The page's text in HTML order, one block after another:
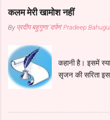
कलम मेरी खामोश नहीं
Byप्रदीप बहुगुणा 'दर्पण' Pradeep
कलम मेरी
कहानी है। इसमें
सृजन की सरिता
सहचरी , मेरी
बदले मेरी , आंखों